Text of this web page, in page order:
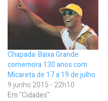
Chapada: Baixa Grande
comemora 130 anos com
Micareta de 17 a 19 de julho
9 junho 2015 - 22h10
Em "Cidades"